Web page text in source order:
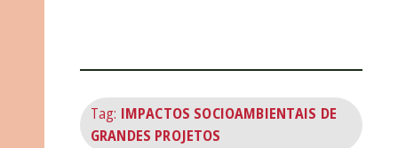
Tag: IMPACTOS SOCIOAMBIENTAIS DE
GRANDES PROJETOS